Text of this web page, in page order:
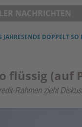
JAHRESENDE DOPPELT
flüssig (auf
Rahmen zieht
NACHRICHTEN